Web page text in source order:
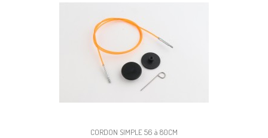
CORDON SIMPLE 56 à 80CM